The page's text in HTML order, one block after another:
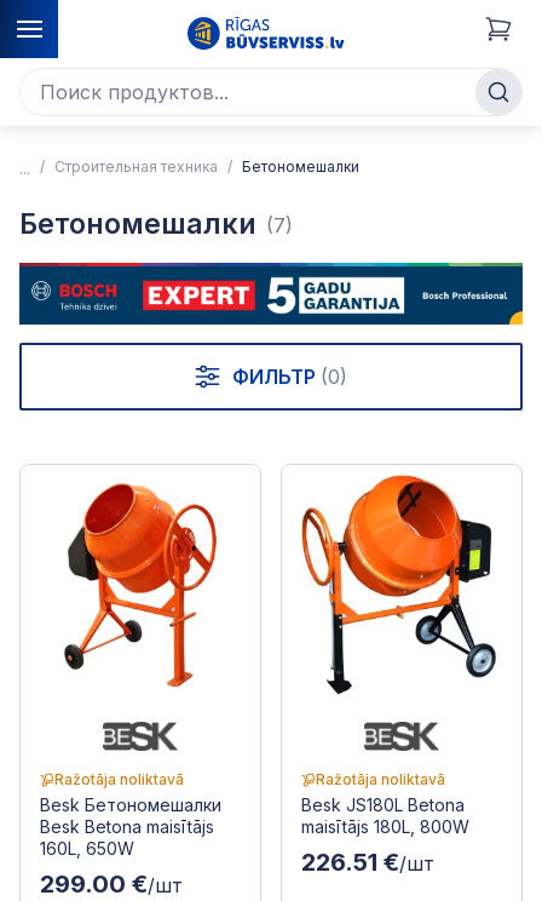
Строительная техника Бетономешалки
Бетономешалки (7)
ФИЛЬТР (0)
Ražotāja noliktavā
Besk Бетономешалки
Besk Betona maisītājs
160L, 650W
299.00 €/шт
Ražotāja noliktavā
Besk JS180L Betona
maisītājs 180L, 800W
226.51 €/шт